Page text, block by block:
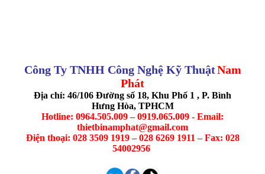
Công Ty TNHH Công Nghệ Kỹ ThuậtNam
Phát
Địa chỉ: 46/106 Đường số 18, Khu Phố 1 , P. Bình
Hưng Hòa, TPHCM
Hotline: 0964.505.009 – 0919.065.009 - Email:
thietbinamphat@gmail.com
Điện thoại: 028 3509 1919 – 028 6269 1911 – Fax: 028
54002956